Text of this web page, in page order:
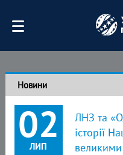
Новини
02
ЛИП
ЛНЗ та
історії